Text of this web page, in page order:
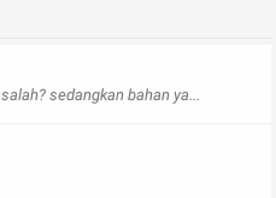
sedangkan bahan ya...